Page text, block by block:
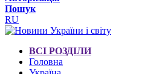
Пошук
RU
ВСІ РОЗДІЛИ
Головна